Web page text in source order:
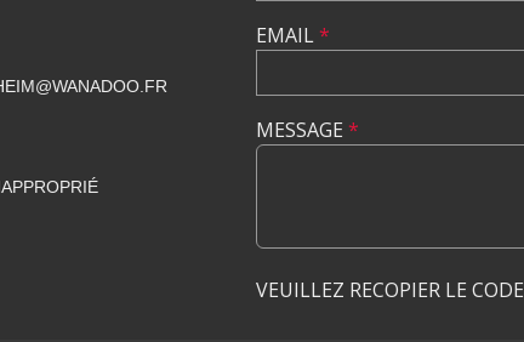
EMAIL*
MESSAGE *
VEUILLEZ RECOPIER LE CODE